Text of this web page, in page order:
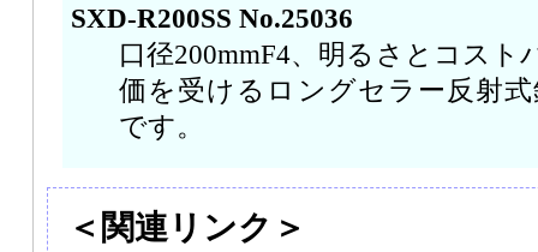
SXD-R200SS No.25036
口径200mmF4、明るさとコス
価を受けるロングセラー反射式
です。
＜関連リンク＞